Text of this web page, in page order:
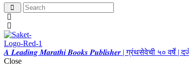
𝑨 𝑳𝒆𝒂𝒅𝒊𝒏𝒈 𝑴𝒂𝒓𝒂𝒕𝒉𝒊 𝑩𝒐𝒐𝒌𝒔 𝑷𝒖𝒃𝒍𝒊𝒔𝒉𝒆𝒓 | ग्रंथसेवेची ५० वर्षे |
Close